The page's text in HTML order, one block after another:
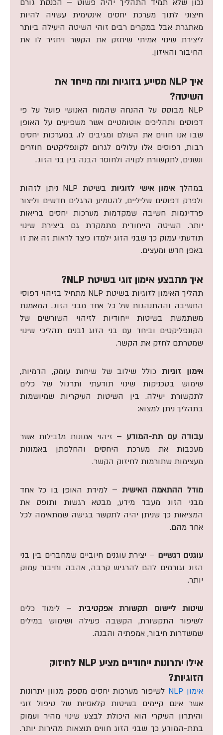
נכון שלא תמיד התהליך יהיה פשוט – הכנסת גורם
חיצוני לתוך מערכת יחסים אינטימית עשויה להיות
מאתגרת אבל במקרים רבים זוהי השיטה היעילה ביותר
ליצירת שינוי אמיתי שיחזק את הקשר ויחזיר לו את
החיבור והאיזון.
איך NLP מסייע בזוגיות ומה מייחד את
השיטה?
NLP מבוסס על ההנחה שהמוח האנושי פועל על פי
דפוסים ותהליכים אוטומטיים אשר משפיעים על האופן
שבו אנו חווים את העולם ומגיבים לו. במערכות יחסים
רבות, דפוסים אלו עלולים לגרום לקונפליקטים חוזרים
ונשנים, לתקשורת לקויה ולחוסר הבנה בין בני הזוג.
במהלךאימון אישי לזוגיות
בשיטת NLP ניתן לזהות
ולפרק דפוסים שליליים, להטמיע הרגלים חדשים וליצור
פרדיגמות חשיבה שמקדמות מערכות יחסים בריאות
יותר. השיטה הייחודית מתמקדת גם ביצירת שינוי
תודעתי עמוק כך שבני הזוג ילמדו כיצד לראות זה את זו
באפן חדש ומעצים.
איך מתבצע אימון זוגי בשיטת NLP?
תהליך האימון לזוגיות בשיטת NLP מתחיל בזיהוי דפוסי
החשיבה וההתנהגות של כל אחד מבני הזוג. המאמנת
משתמשת בשיטות ייחודיות לזיהוי השורשים של
הקונפליקטים וביחד עם בני הזוג נבנים תהליכי שינוי
שמטרתם לחזק את הקשר.
אימון זוגיות כולל שילוב של שיחות עומק, הדמיות,
שימוש בטכניקות שינוי תודעתי ותרגול של כלים
לתקשורת יעילה. בין השיטות העיקריות שמיושמות
בתהליך ניתן למצוא:
עבודה עם תת-המודע– זיהוי אמונות מגבילות אשר
מעכבות את מערכת היחסים והחלפתן באמונות
מעצימות שתורמות לחיזוק הקשר.
מודל ההתאמה האישית – למידת האופן בו כל אחד
מבני הזוג מעבד מידע, מבטא רגשות ותופס את
המציאות כך שניתן יהיה לתקשר בגישה שמתאימה לכל
אחד מהם.
עוגנים רגשיים – יצירת עוגנים חיוביים שמחברים בין בני
הזוג וגורמים להם להרגיש קרבה, אהבה וחיבור עמוק
יותר.
שיטות ליישום תקשורת אפקטיבית – לימוד כלים
לשיפור התקשורת, הקשבה פעילה ושימוש במילים
שמשדרות חיבור, אמפתיה והבנה.
אילו יתרונות ייחודיים מציע NLP לחיזוק
הזוגיות?
אימון NLP
לשיפור מערכות יחסים מספק מגוון יתרונות
אשר אינם קיימים בשיטות קלאסיות של טיפול זוגי
והיתרון העיקרי הוא היכולת לבצע שינוי מהיר ועמוק
בתת-המודע כך שבני הזוג חווים תוצאות מהירות יותר.